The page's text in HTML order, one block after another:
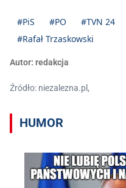
#PiS #PO #TVN 24
#Rafał Trzaskowski
Autor: redakcja
Źródło: niezalezna.pl,
HUMOR